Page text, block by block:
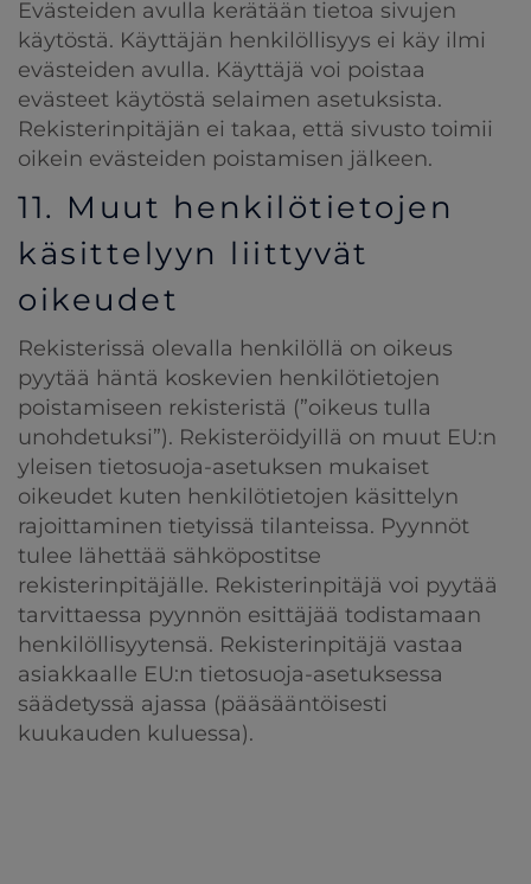
Evästeiden avulla kerätään tietoa sivujen
käytöstä. Käyttäjän henkilöllisyys ei käy ilmi
evästeiden avulla. Käyttäjä voi poistaa
evästeet käytöstä selaimen asetuksista.
Rekisterinpitäjän ei takaa, että sivusto toimii
oikein evästeiden poistamisen jälkeen.
11. Muut henkilötietojen
käsittelyyn liittyvät
oikeudet
Rekisterissä olevalla henkilöllä on oikeus
pyytää häntä koskevien henkilötietojen
poistamiseen rekisteristä (”oikeus tulla
unohdetuksi”). Rekisteröidyillä on muut EU:n
yleisen tietosuoja-asetuksen mukaiset
oikeudet kuten henkilötietojen käsittelyn
rajoittaminen tietyissä tilanteissa. Pyynnöt
tulee lähettää sähköpostitse
rekisterinpitäjälle. Rekisterinpitäjä voi pyytää
tarvittaessa pyynnön esittäjää todistamaan
henkilöllisyytensä. Rekisterinpitäjä vastaa
asiakkaalle EU:n tietosuoja-asetuksessa
säädetyssä ajassa (pääsääntöisesti
kuukauden kuluessa).